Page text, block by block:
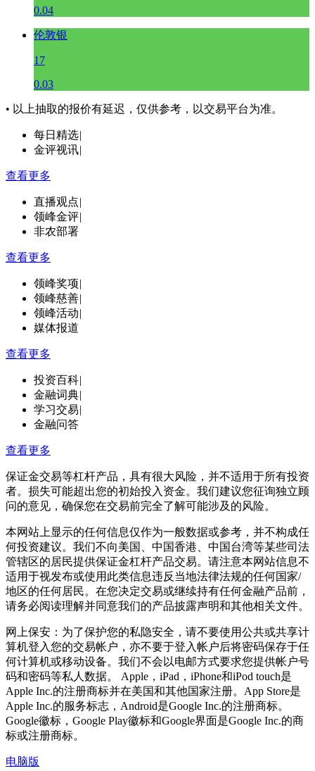
0.04
伦敦银
17
0.03
• 以上抽取的报价有延迟，仅供参考，以交易平台为准。
每日精选|
金评视讯|
查看更多
直播观点|
领峰金评|
非农部署
查看更多
领峰奖项|
领峰慈善|
领峰活动|
媒体报道
查看更多
投资百科|
金融词典|
学习交易|
金融问答
查看更多
保证金交易等杠杆产品，具有很大风险，并不适用于所有投资
者。损失可能超出您的初始投入资金。我们建议您征询独立顾
问的意见，确保您在交易前完全了解可能涉及的风险。
本网站上显示的任何信息仅作为一般数据或参考，并不构成任
何投资建议。我们不向美国、中国香港、中国台湾等某些司法
管辖区的居民提供保证金杠杆产品交易。请注意本网站信息不
适用于视发布或使用此类信息违反当地法律法规的任何国家/
地区的任何居民。在您决定交易或继续持有任何金融产品前，
请务必阅读理解并同意我们的产品披露声明和其他相关文件。
网上保安：为了保护您的私隐安全，请不要使用公共或共享计
算机登入您的交易帐户，亦不要于登入帐户后将密码保存于任
何计算机或移动设备。我们不会以电邮方式要求您提供帐户号
码和密码等私人数据。 Apple，iPad，iPhone和iPod touch是
Apple Inc.的注册商标并在美国和其他国家注册。App Store是
Apple Inc.的服务标志，Android是Google Inc.的注册商标。
Google徽标，Google Play徽标和Google界面是Google Inc.的商
标或注册商标。
电脑版